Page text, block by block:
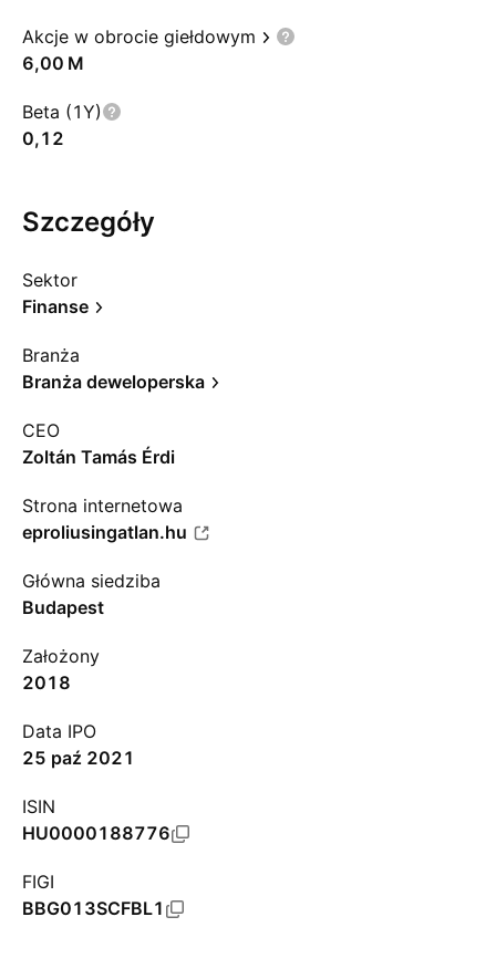
Akcje w obrocie giełdowym
‪6,00 M‬
Beta (1Y)
0,12
Szczegóły
Sektor
Finanse
Branża
Branża deweloperska
CEO
Zoltán Tamás Érdi
Strona internetowa
eproliusingatlan.hu
Główna siedziba
Budapest
Założony
2018
Data IPO
25 paź 2021
ISIN
HU0000188776
FIGI
BBG013SCFBL1